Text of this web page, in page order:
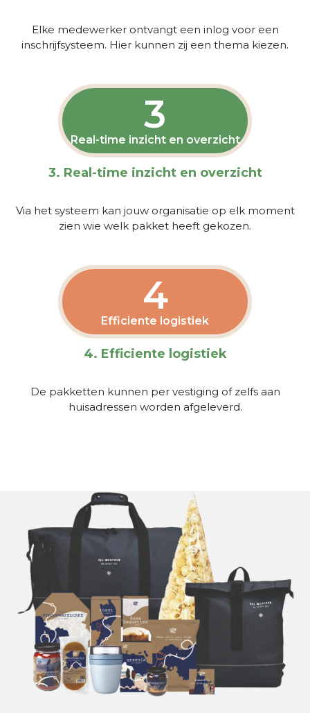
Elke medewerker ontvangt een inlog voor een
inschrijfsysteem. Hier kunnen zij een thema kiezen.
3
Real-time inzicht en overzicht
3. Real-time inzicht en overzicht
Via het systeem kan jouw organisatie op elk moment
zien wie welk pakket heeft gekozen.
4
Efficiente logistiek
4. Efficiente logistiek
De pakketten kunnen per vestiging of zelfs aan
huisadressen worden afgeleverd.